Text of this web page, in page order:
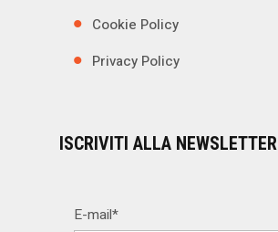
Cookie Policy
Privacy Policy
ISCRIVITI ALLA NEWSLETTER
E-mail*